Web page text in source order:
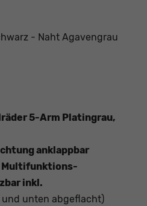
- Naht Agavengrau
5-Arm Platingrau,
anklappbar
Multifunktions-
inkl.
und unten abgeflacht)